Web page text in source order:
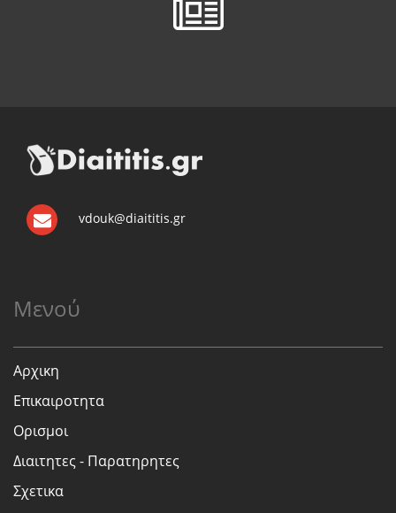
vdouk@diaititis.gr
Μενού
Αρχικη
Επικαιροτητα
Ορισμοι
Διαιτητες - Παρατηρητες
Σχετικα